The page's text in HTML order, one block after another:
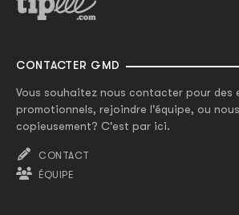
CONTACTER GMD
Vous souhaitez nous contacter pour des
promotionnels, rejoindre l'équipe, ou
copieusement? C'est par ici.
CONTACT
ÉQUIPE